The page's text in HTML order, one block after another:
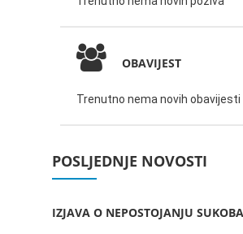
OBAVIJEST
Trenutno nema novih obavijesti
POSLJEDNJE NOVOSTI
IZJAVA O NEPOSTOJANJU